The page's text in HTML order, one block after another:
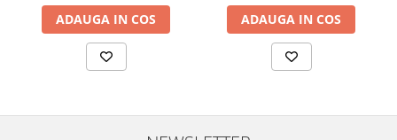
ADAUGA IN COS ADAUGA IN COS